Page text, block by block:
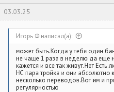
03.03.25
Игорь Ф написал(а):
может быть.Когда у тебя один
не чаще 1 раза в неделю да еще
кажется и все так живут.Нет
НС пара тройка и они абсолютно
несколько переводов.Вот им и
регулярностью